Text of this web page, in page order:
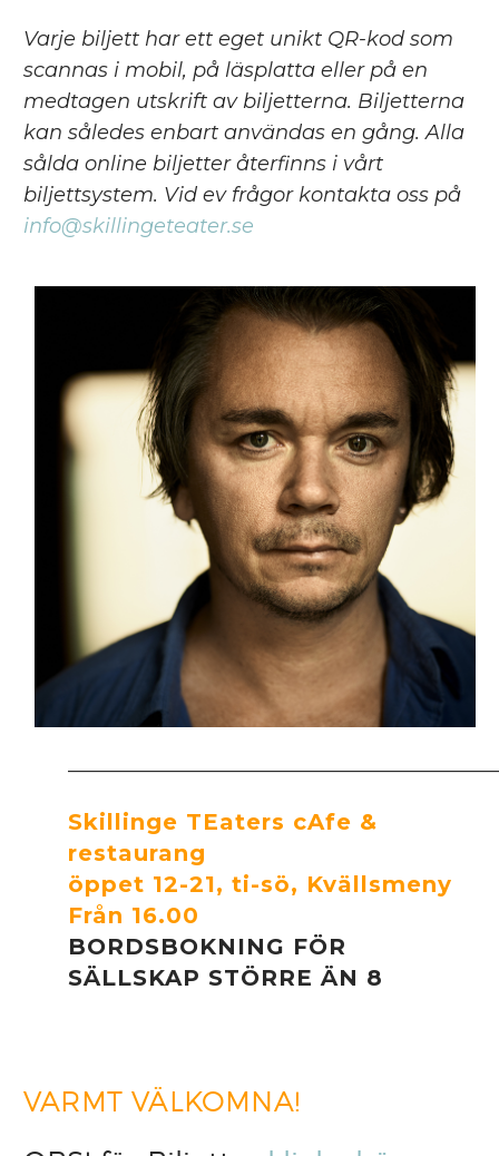
Varje biljett har ett eget unikt QR-kod som
scannas i mobil, på läsplatta eller på en
medtagen utskrift av biljetterna. Biljetterna
kan således enbart användas en gång. Alla
sålda online biljetter återfinns i vårt
biljettsystem. Vid ev frågor kontakta oss på
info@skillingeteater.se
Skillinge TEaters cAfe &
restaurang
öppet 12-21, ti-sö, Kvällsmeny
Från 16.00
BORDSBOKNING FÖR
SÄLLSKAP STÖRRE ÄN 8
VARMT VÄLKOMNA!